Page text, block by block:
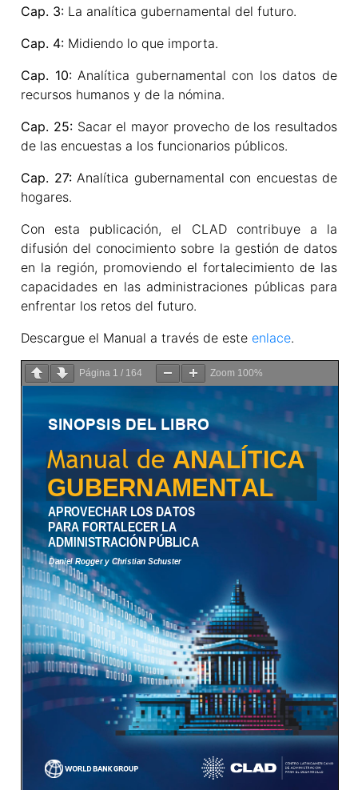
Cap. 3: La analítica gubernamental del futuro.
Cap. 4: Midiendo lo que importa.
Cap. 10:Analítica gubernamental con los datos de
recursos humanos y de la nómina.
Cap. 25:Sacar el mayor provecho de los resultados
de las encuestas a los funcionarios públicos.
Cap. 27:Analítica gubernamental con encuestas de
hogares.
Con esta publicación, el CLAD contribuye a la
difusión del conocimiento sobre la gestión de datos
en la región, promoviendo el fortalecimiento de las
capacidades en las administraciones públicas para
enfrentar los retos del futuro.
Descargue el Manual a través de este enlace.
Página 1 / 164 Zoom 100%